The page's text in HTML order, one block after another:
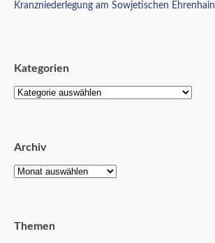
Kranzniederlegung am Sowjetischen Ehrenhain
Kategorien
Archiv
Themen